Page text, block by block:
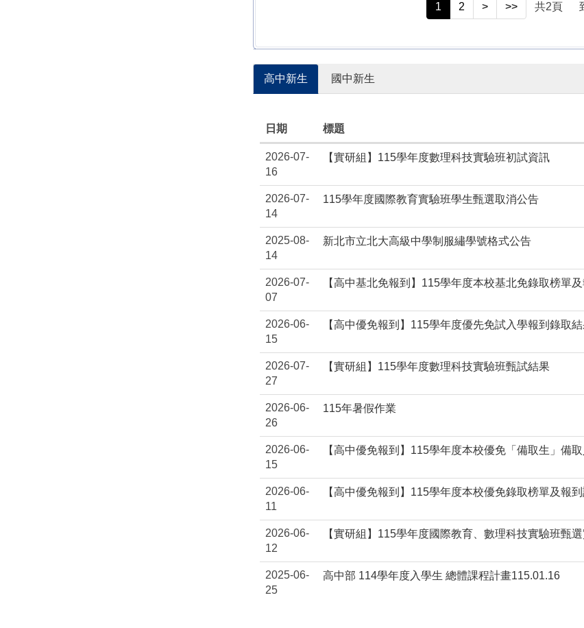
1 2 > >> 共2 頁
高中新生 國中新生
日期 標題
2026-07-
16
【實研組】115學年度數理科技實驗班初試資訊
2026-07-
14
115學年度國際教育實驗班學生甄選取消公告
2025-08-
14
新北市立北大高級中學制服繡學號格式公告
2026-07-
07
【高中基北免報到】115學年度本校基北免錄取榜單
2026-06-
15
【高中優免報到】115學年度優先免試入學報到錄取
2026-07-
27
【實研組】115學年度數理科技實驗班甄試結果
2026-06-
26
115年暑假作業
2026-06-
15
【高中優免報到】115學年度本校優免「備取生」備
2026-06-
11
【高中優免報到】115學年度本校優免錄取榜單及報到
2026-06-
12
【實研組】115學年度國際教育、數理科技實驗班甄
2025-06-
25
高中部 114學年度入學生 總體課程計畫115.01.16